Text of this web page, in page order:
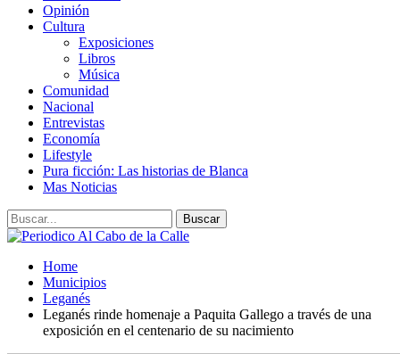
Opinión
Cultura
Exposiciones
Libros
Música
Comunidad
Nacional
Entrevistas
Economía
Lifestyle
Pura ficción: Las historias de Blanca
Mas Noticias
Home
Municipios
Leganés
Leganés rinde homenaje a Paquita Gallego a través de una
exposición en el centenario de su nacimiento